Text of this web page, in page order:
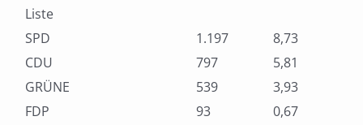
Liste
SPD
1.197
8,73
CDU
797
5,81
GRÜNE
539
3,93
FDP
93
0,67